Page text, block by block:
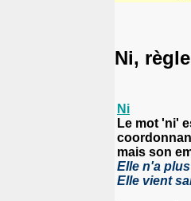
Ni,
Ni
Le mot 'ni'
mais son
Elle n'a
Elle vient